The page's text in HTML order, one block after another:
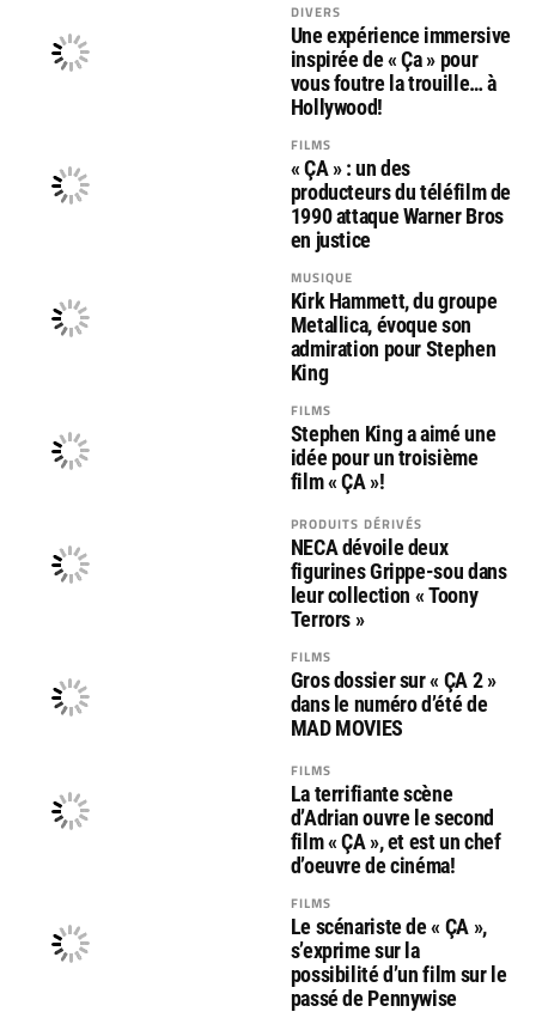
DIVERS
Une expérience immersive
inspirée de « Ça » pour
vous foutre la trouille… à
Hollywood!
FILMS
« ÇA » : un des
producteurs du téléfilm de
1990 attaque Warner Bros
en justice
MUSIQUE
Kirk Hammett, du groupe
Metallica, évoque son
admiration pour Stephen
King
FILMS
Stephen King a aimé une
idée pour un troisième
film « ÇA »!
PRODUITS DÉRIVÉS
NECA dévoile deux
figurines Grippe-sou dans
leur collection « Toony
Terrors »
FILMS
Gros dossier sur « ÇA 2 »
dans le numéro d’été de
MAD MOVIES
FILMS
La terrifiante scène
d’Adrian ouvre le second
film « ÇA », et est un chef
d’oeuvre de cinéma!
FILMS
Le scénariste de « ÇA »,
s’exprime sur la
possibilité d’un film sur le
passé de Pennywise